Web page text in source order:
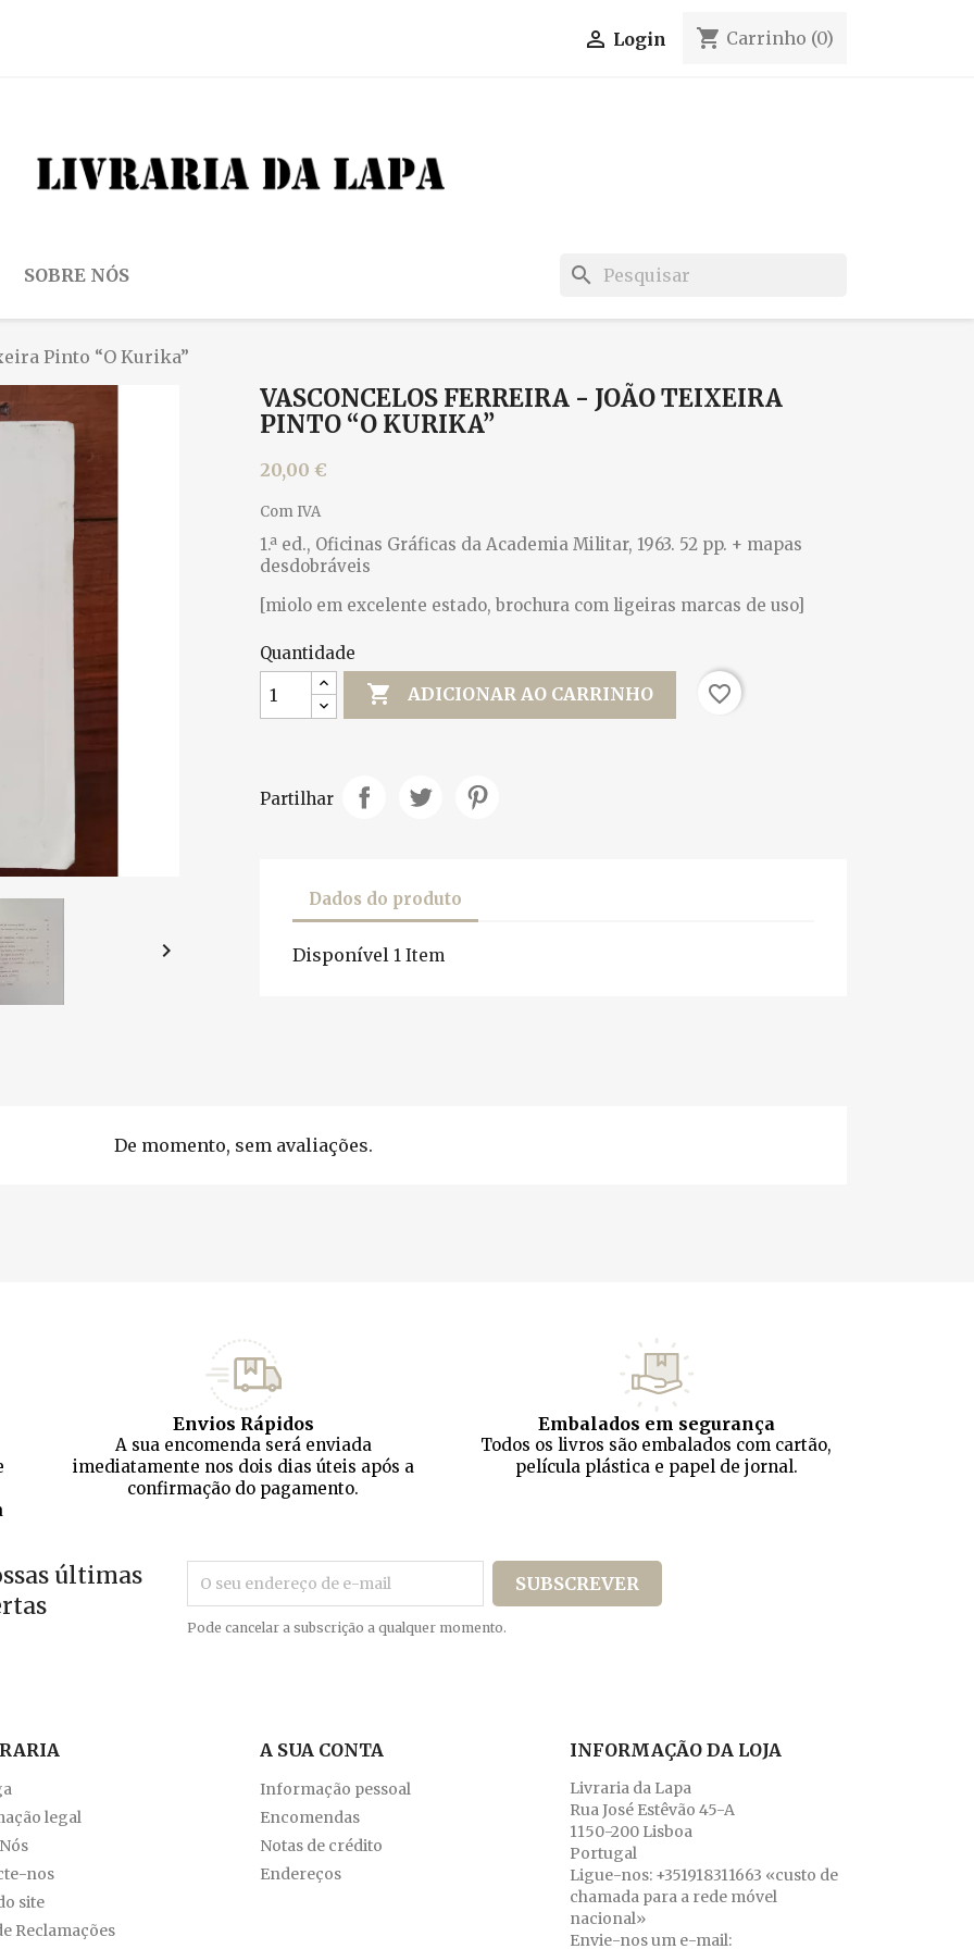
 Login shopping_cart Carrinho (0)
SOBRE NÓS search
Pinto “O Kurika”

VASCONCELOS FERREIRA - JOÃO TEIXEIRA
PINTO “O KURIKA”
20,00 €
Com IVA
1.ª ed., Oficinas Gráficas da Academia Militar, 1963. 52 pp. + mapas
desdobráveis
[miolo em excelente estado, brochura com ligeiras marcas de uso]
Quantidade
 ADICIONAR AO CARRINHO favorite_border
Partilhar
Dados do produto
Disponível 1 Item
De momento, sem avaliações.
Envios Rápidos
A sua encomenda será enviada
imediatamente nos dois dias úteis após a
confirmação do pagamento.
Embalados em segurança
Todos os livros são embalados com cartão,
película plástica e papel de jornal.
últimas
Pode cancelar a subscrição a qualquer momento.
legal
nos
site
Reclamações
A SUA CONTA
Informação pessoal
Encomendas
Notas de crédito
Endereços
INFORMAÇÃO DA LOJA
Livraria da Lapa
Rua José Estêvão 45-A
1150-200 Lisboa
Portugal
Ligue-nos: +351918311663 «custo de
chamada para a rede móvel
nacional»
Envie-nos um e-mail: